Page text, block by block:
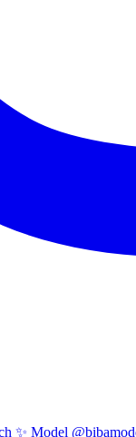
✨ Model